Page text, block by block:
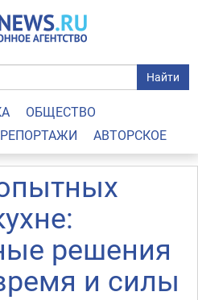
Найти
ОБЩЕСТВО
АВТОРСКОЕ
решения
и силы